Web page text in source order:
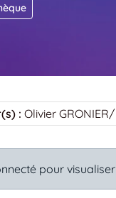
: Olivier GRONIER/
pour